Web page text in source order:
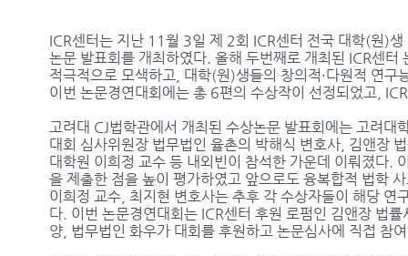
ICR센터는 지난 11월 3일 제 2회 ICR센터 전국 대학(원)생
논문 발표회를 개최하였다. 올해 두번째로 개최된 ICR센
적극적으로 모색하고, 대학(원)생들의 창의적·다원적 연구
이번 논문경연대회에는 총 6편의 수상작이 선정되었고,
고려대 CJ법학관에서 개최된 수상논문 발표회에는 고려
대회 심사위원장 법무법인 율촌의 박해식 변호사, 김앤장
대학원 이희정 교수 등 내외빈이 참석한 가운데 이뤄졌다.
을 제출한 점을 높이 평가하였고 앞으로도 융복합적 법학
이희정 교수, 최지현 변호사는 추후 각 수상자들이 해당
다. 이번 논문경연대회는 ICR센터 후원 로펌인 김앤장 법
양, 법무법인 화우가 대회를 후원하고 논문심사에 직접 참